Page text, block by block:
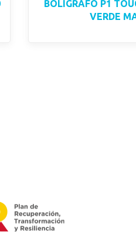
BOLIGRAFO P1
VERDE